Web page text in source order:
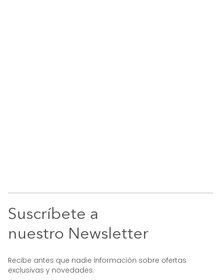
Suscríbete a
nuestro Newsletter
Recibe antes que nadie información sobre ofertas
exclusivas y novedades.